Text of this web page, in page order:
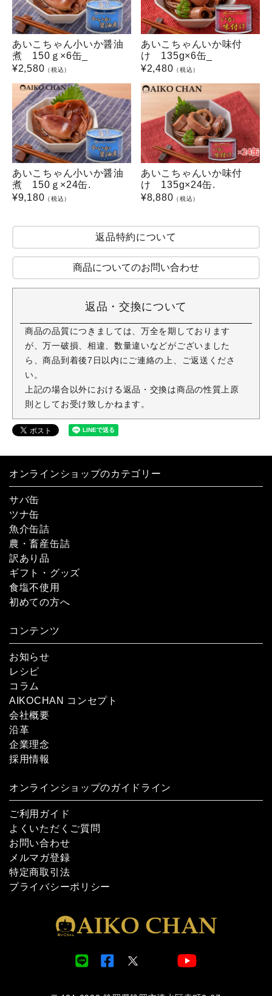
あいこちゃん小いか醤油
煮 150ｇ×6缶_
¥2,580 （税込）
あいこちゃんいか味付
け 135g×6缶_
¥2,480 （税込）
あいこちゃん小いか醤油
煮 150ｇ×24缶.
¥9,180 （税込）
あいこちゃんいか味付
け 135g×24缶.
¥8,880 （税込）
返品特約について
商品についてのお問い合わせ
返品・交換について
商品の品質につきましては、万全を期しております
が、万一破損、相違、数量違いなどがございました
ら、商品到着後7日以内にご連絡の上、ご返送くださ
い。
上記の場合以外における返品・交換は商品の性質上原
則としてお受け致しかねます。
オンラインショップのカテゴリー
サバ缶
ツナ缶
魚介缶詰
農・畜産缶詰
訳あり品
ギフト・グッズ
食塩不使用
初めての方へ
コンテンツ
お知らせ
レシピ
コラム
AIKOCHAN コンセプト
会社概要
沿革
企業理念
採用情報
オンラインショップのガイドライン
ご利用ガイド
よくいただくご質問
お問い合わせ
メルマガ登録
特定商取引法
プライバシーポリシー